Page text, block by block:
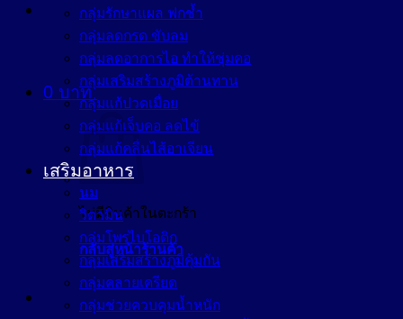
0 บาท
ไม่มีสินค้าในตะกร้า
กลับสู่หน้าร้านค้า
กลุ่มรักษาแผล ฟกช้ำ
กลุ่มลดกรด ขับลม
กลุ่มลดอาการไอ ทำให้ชุ่มคอ
กลุ่มเสริมสร้างภูมิต้านทาน
กลุ่มแก้ปวดเมื่อย
กลุ่มแก้เจ็บคอ ลดไข้
กลุ่มแก้คลื่นไส้อาเจียน
เสริมอาหาร
นม
วิตามิน
กลุ่มโพรไบโอติก
กลุ่มเสริมสร้างภูมิคุ้มกัน
กลุ่มคลายเครียด
กลุ่มช่วยควบคุมน้ำหนัก